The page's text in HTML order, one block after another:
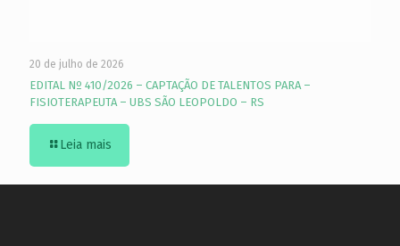
20 de julho de 2026
EDITAL Nº 410/2026 – CAPTAÇÃO DE TALENTOS PARA –
FISIOTERAPEUTA – UBS SÃO LEOPOLDO – RS
Leia mais